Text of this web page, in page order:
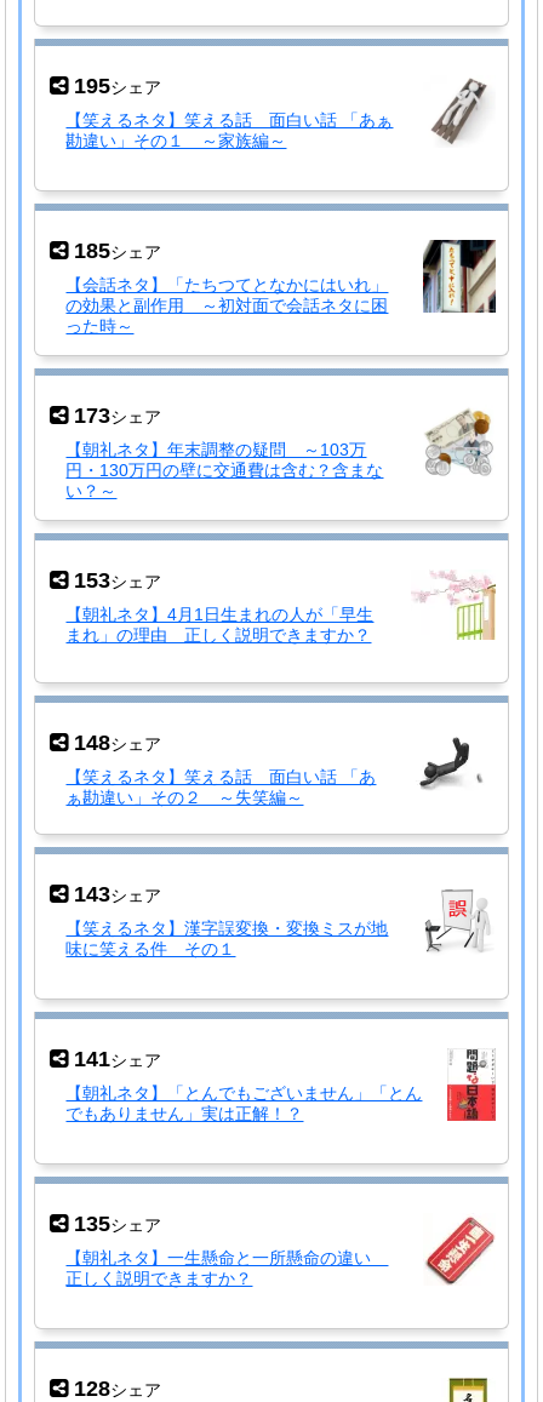
195シェア
【笑えるネタ】笑える話 面白い話 「あぁ
勘違い」その１ ～家族編～
185シェア
【会話ネタ】「たちつてとなかにはいれ」
の効果と副作用 ～初対面で会話ネタに困
った時～
173シェア
【朝礼ネタ】年末調整の疑問 ～103万
円・130万円の壁に交通費は含む？含まな
い？～
153シェア
【朝礼ネタ】4月1日生まれの人が「早生
まれ」の理由 正しく説明できますか？
148シェア
【笑えるネタ】笑える話 面白い話 「あ
ぁ勘違い」その２ ～失笑編～
143シェア
【笑えるネタ】漢字誤変換・変換ミスが地
味に笑える件 その１
141シェア
【朝礼ネタ】「とんでもございません」「とん
でもありません」実は正解！？
135シェア
【朝礼ネタ】一生懸命と一所懸命の違い
正しく説明できますか？
128シェア